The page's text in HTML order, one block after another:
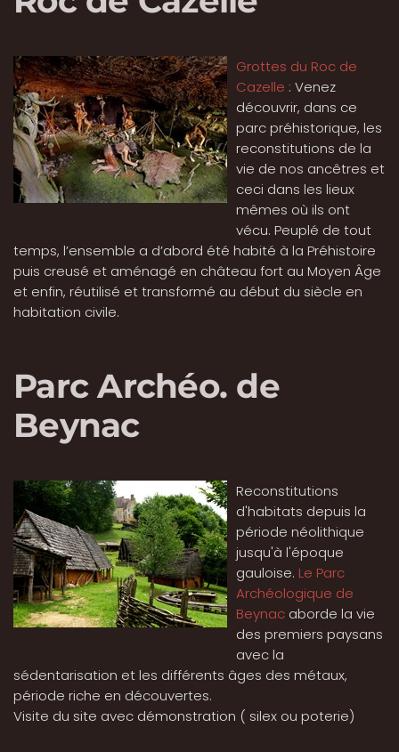
Grottes du Roc de
Cazelle : Venez
découvrir, dans ce
parc préhistorique, les
reconstitutions de la
vie de nos ancêtres et
ceci dans les lieux
mêmes où ils ont
vécu. Peuplé de tout
temps, l’ensemble a d’abord été habité à la Préhistoire
puis creusé et aménagé en château fort au Moyen Âge
et enfin, réutilisé et transformé au début du siècle en
habitation civile.
Parc Archéo. de
Beynac
Reconstitutions
d'habitats depuis la
période néolithique
jusqu'à l'époque
gauloise. Le Parc
Archéologique de
Beynac aborde la vie
des premiers paysans
avec la
sédentarisation et les différents âges des métaux,
période riche en découvertes.
Visite du site avec démonstration ( silex ou poterie)